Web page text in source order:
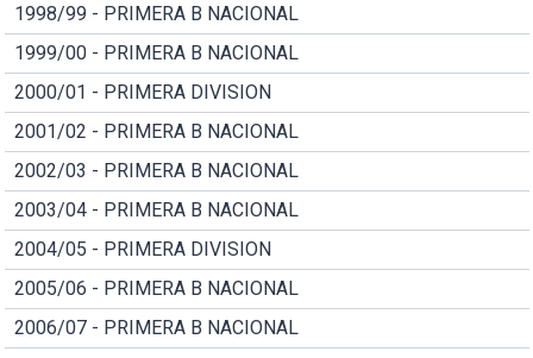
1998/99 - PRIMERA B NACIONAL
1999/00 - PRIMERA B NACIONAL
2000/01 - PRIMERA DIVISION
2001/02 - PRIMERA B NACIONAL
2002/03 - PRIMERA B NACIONAL
2003/04 - PRIMERA B NACIONAL
2004/05 - PRIMERA DIVISION
2005/06 - PRIMERA B NACIONAL
2006/07 - PRIMERA B NACIONAL